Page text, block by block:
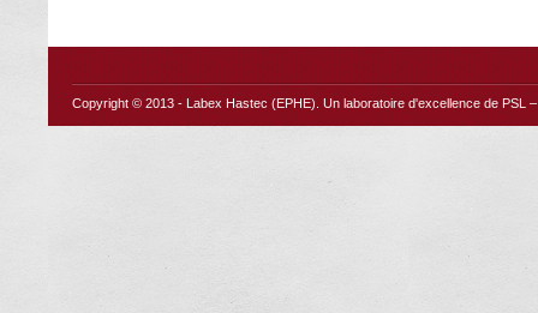
Copyright © 2013 - Labex Hastec (EPHE) . Un laboratoire d'excellence de